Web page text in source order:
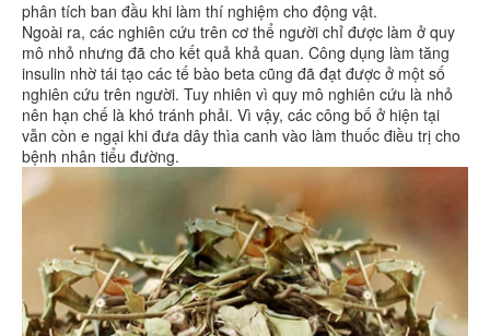
phân tích ban đầu khi làm thí nghiệm cho động vật.
Ngoài ra, các nghiên cứu trên cơ thể người chỉ được làm ở quy
mô nhỏ nhưng đã cho kết quả khả quan. Công dụng làm tăng
insulin nhờ tái tạo các tế bào beta cũng đã đạt được ở một số
nghiên cứu trên người. Tuy nhiên vì quy mô nghiên cứu là nhỏ
nên hạn chế là khó tránh phải. Vì vậy, các công bố ở hiện tại
vẫn còn e ngại khi đưa dây thìa canh vào làm thuốc điều trị cho
bệnh nhân tiểu đường.